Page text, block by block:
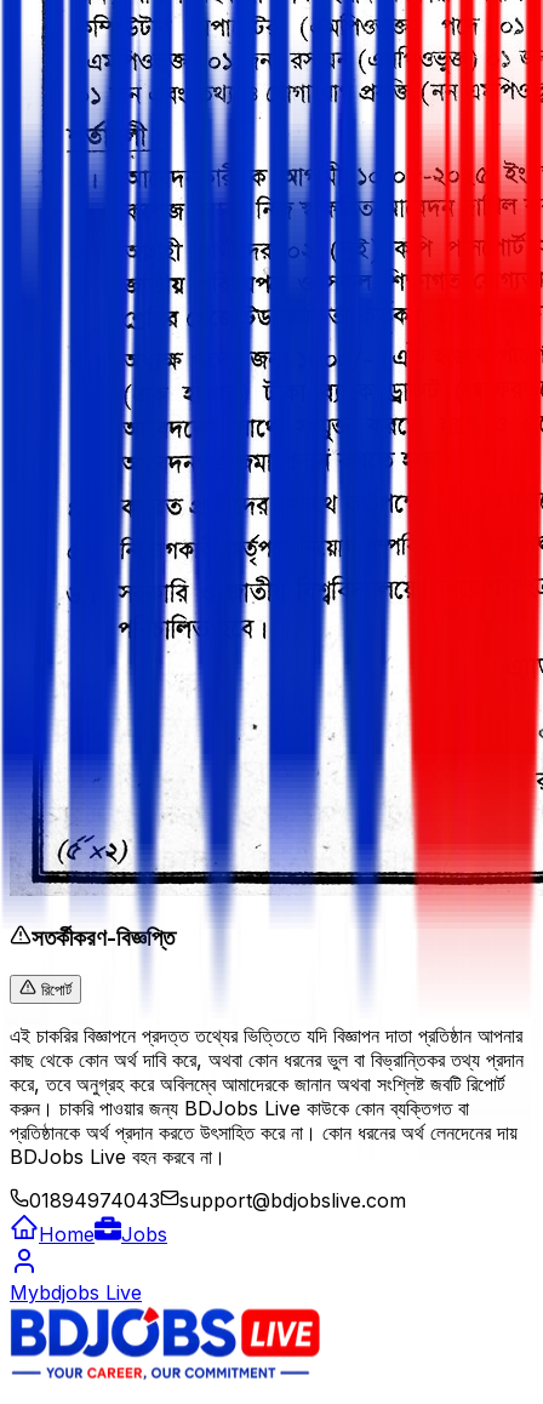
সতর্কীকরণ-বিজ্ঞপ্তি
রিপোর্ট
এই চাকরির বিজ্ঞাপনে প্রদত্ত তথ্যের ভিত্তিতে যদি বিজ্ঞাপন দাতা প্রতিষ্ঠান আপনার
কাছ থেকে কোন অর্থ দাবি করে, অথবা কোন ধরনের ভুল বা বিভ্রান্তিকর তথ্য প্রদান
করে, তবে অনুগ্রহ করে অবিলম্বে আমাদেরকে জানান অথবা সংশ্লিষ্ট জবটি রিপোর্ট
করুন। চাকরি পাওয়ার জন্য BDJobs Live কাউকে কোন ব্যক্তিগত বা
প্রতিষ্ঠানকে অর্থ প্রদান করতে উৎসাহিত করে না। কোন ধরনের অর্থ লেনদেনের দায়
BDJobs Live বহন করবে না।
01894974043
support@bdjobslive.com
Home
Jobs
Mybdjobs Live